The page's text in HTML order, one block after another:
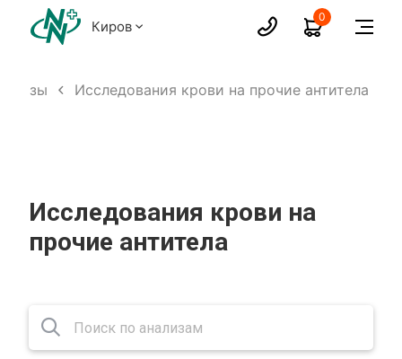
Киров
0
Исследования крови на прочие антитела
Исследования крови на
прочие антитела